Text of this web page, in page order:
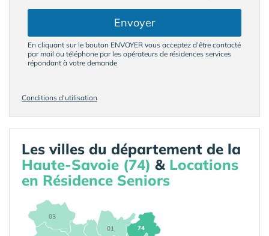
Envoyer
En cliquant sur le bouton ENVOYER vous acceptez d’être contacté
par mail ou téléphone par les opérateurs de résidences services
répondant à votre demande
Conditions d'utilisation
Les villes du département de la
Haute-Savoie (74) & Locations
en Résidence Seniors
01
03
74